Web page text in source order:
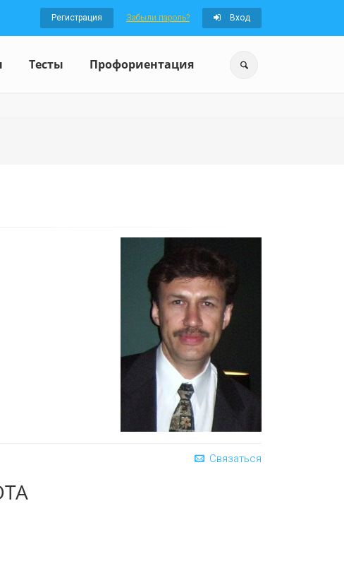
Регистрация Забыли пароль? Вход
Тесты Профориентация
Связаться